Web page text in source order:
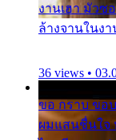
งานเฮา มัวซ
ล้างจานในงา
36 views •
ขอ กราบ ขอ
ผมแสนชื่นใจ